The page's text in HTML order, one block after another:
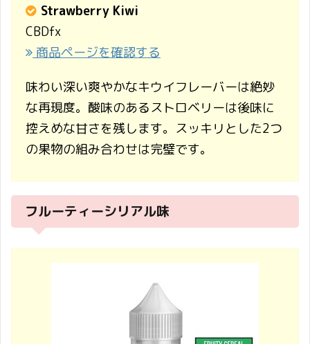
Strawberry Kiwi
CBDfx
商品ページを確認する
味わい深い爽やかなキウイフレーバーは絶妙
な再現度。酸味のあるストロベリーは後味に
控えめな甘さを残します。スッキリとした2つ
の果物の組み合わせは完璧です。
フルーティーシリアル味